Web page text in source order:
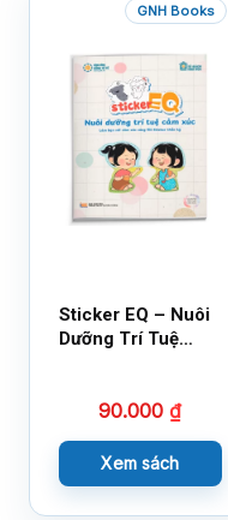
GNH Books
Sticker EQ – Nuôi
Dưỡng Trí Tuệ
Cùng 150 Sticker
90.000₫
Xem sách